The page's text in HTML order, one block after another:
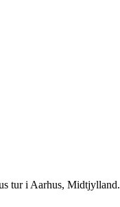
tur i Aarhus, Midtjylland.